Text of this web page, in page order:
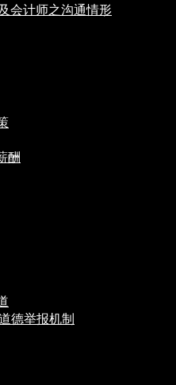
会计师之沟通情形
酬
德举报机制